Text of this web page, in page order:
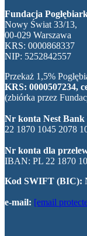
Fundacja
Nowy Świat 33/13,
00-029 Warszawa
KRS: 0000868337
NIP: 5252842557
Przekaż 1,5%
KRS: 0000507234,
(zbiórka przez
Nr konta Nest Bank
22 1870 1045 2078
Nr konta dla
IBAN: PL 22 1870
Kod SWIFT (BIC):
e-mail: [email